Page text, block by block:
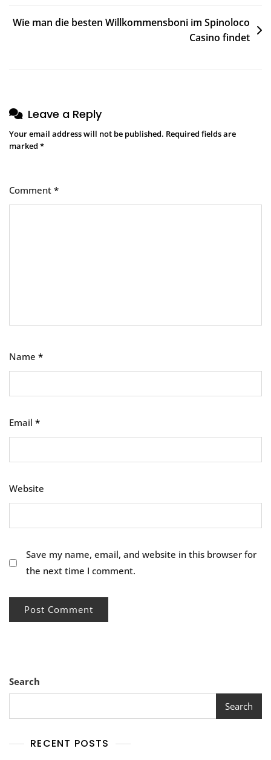
Wie man die besten Willkommensboni im Spinoloco
Casino findet
Leave a Reply
Your email address will not be published. Required fields are
marked *
Comment *
Name *
Email *
Website
Save my name, email, and website in this browser for
the next time I comment.
Search
Search
RECENT POSTS